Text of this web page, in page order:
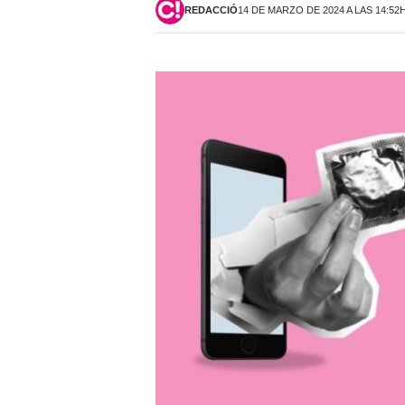
REDACCIÓ14 DE MARZO DE 2024 A LAS